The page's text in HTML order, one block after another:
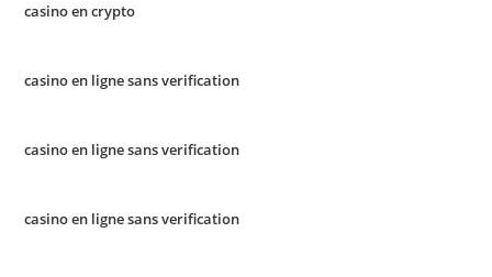
casino en crypto
casino en ligne sans verification
casino en ligne sans verification
casino en ligne sans verification